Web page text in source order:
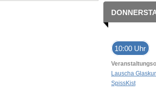
10:00 Uhr
Lauscha
SpissKist